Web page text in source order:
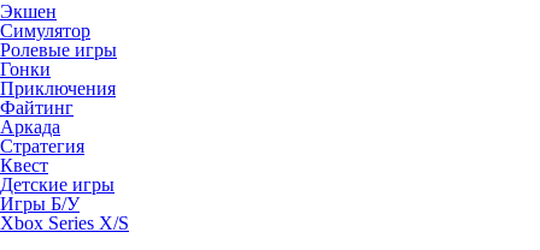
Экшен
Симулятор
Ролевые игры
Гонки
Приключения
Файтинг
Аркада
Стратегия
Квест
Детские игры
Игры Б/У
Xbox Series X/S